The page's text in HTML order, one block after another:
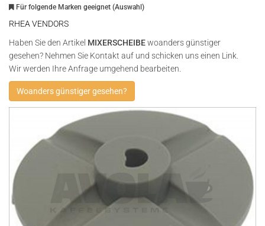
Für folgende Marken geeignet (Auswahl)
RHEA VENDORS
Haben Sie den Artikel MIXERSCHEIBEwoanders günstiger
gesehen? Nehmen Sie Kontakt auf und schicken uns einen Link.
Wir werden Ihre Anfrage umgehend bearbeiten.
Woanders günstiger gesehen?